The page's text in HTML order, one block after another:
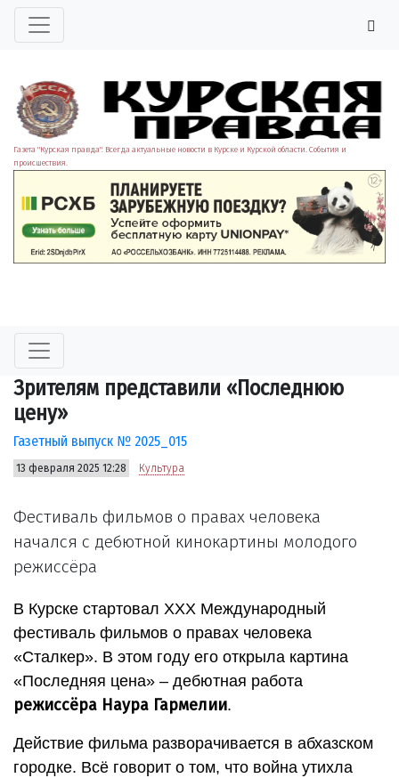
Газета "Курская правда". Всегда актуальные новости в Курске и Курской области. События и
происшествия.
Зрителям представили «Последнюю
цену»
Газетный выпуск № 2025_015
13 февраля 2025 12:28 Культура
Фестиваль фильмов о правах человека
начался с дебютной кинокартины молодого
режиссёра
В Курске стартовал XXX Международный
фестиваль фильмов о правах человека
«Сталкер». В этом году его открыла картина
«Последняя цена» – дебютная работа
режиссёра Наура Гармелии.
Действие фильма разворачивается в абхазском
городке. Всё говорит о том, что война утихла